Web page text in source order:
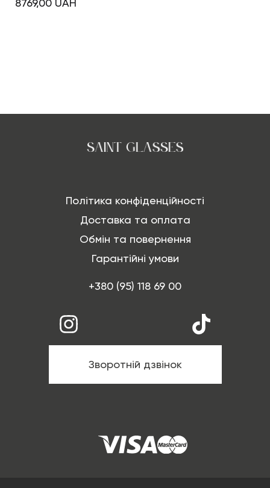
8769,00 UAH
Політика конфіденційності
Доставка та оплата
Обмін та повернення
Гарантійні умови
+380 (95) 118 69 00
Зворотній дзвінок